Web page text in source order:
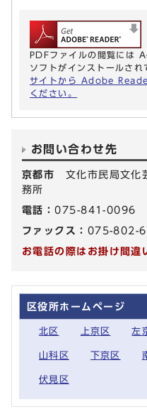
PDFファイルの閲覧には
ソフトがインストールされ
サイトから Adobe
ください。
お問い合わせ先
京都市 文化市民局文化
務所
電話：075-841-0096
ファックス： 075-802-
お電話の際はお掛け間違
区役所ホームページ
北区 上京区 左
山科区 下京区
伏見区